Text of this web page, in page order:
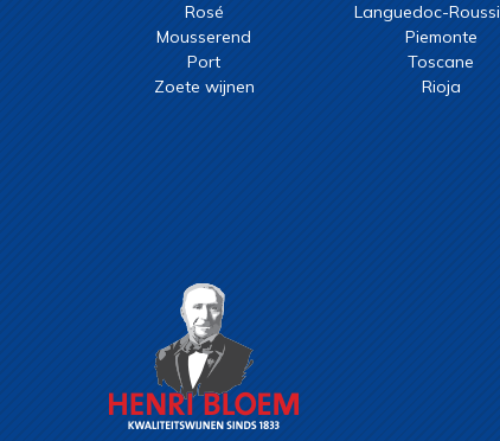
Rosé
Mousserend
Port
Zoete wijnen
Languedoc-
Piemonte
Toscane
Rioja